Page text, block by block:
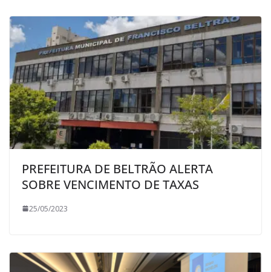
PREFEITURA DE BELTRÃO ALERTA
SOBRE VENCIMENTO DE TAXAS
25/05/2023